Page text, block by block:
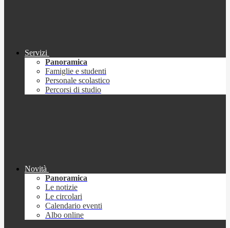
Servizi
Panoramica
Famiglie e studenti
Personale scolastico
Percorsi di studio
Novità
Panoramica
Le notizie
Le circolari
Calendario eventi
Albo online